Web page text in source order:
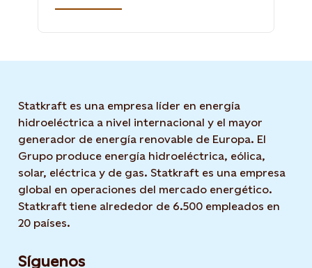
Statkraft es una empresa líder en energía
hidroeléctrica a nivel internacional y el mayor
generador de energía renovable de Europa. El
Grupo produce energía hidroeléctrica, eólica,
solar, eléctrica y de gas. Statkraft es una empresa
global en operaciones del mercado energético.
Statkraft tiene alrededor de 6.500 empleados en
20 países.
Síguenos